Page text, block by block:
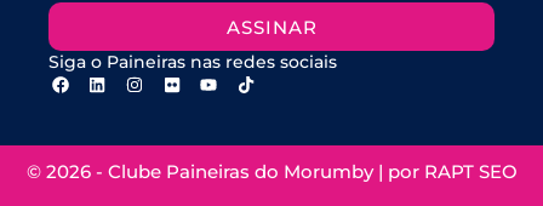
ASSINAR
Siga o Paineiras nas redes sociais
© 2026 - Clube Paineiras do Morumby | por RAPT SEO